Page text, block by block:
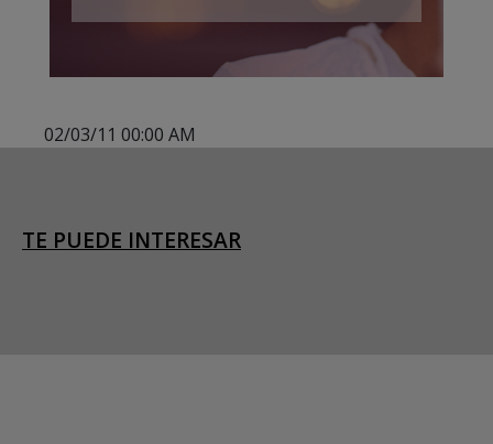
02/03/11 00:00 AM
TE PUEDE INTERESAR